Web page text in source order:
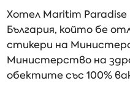
Хотел Maritim
България, който бе
стикери на
Министерство на
обектите със 100%